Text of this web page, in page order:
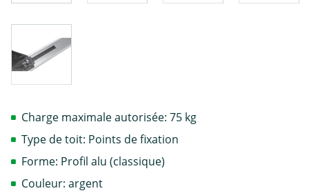
Charge maximale autorisée: 75 kg
Type de toit: Points de fixation
Forme: Profil alu (classique)
Couleur: argent